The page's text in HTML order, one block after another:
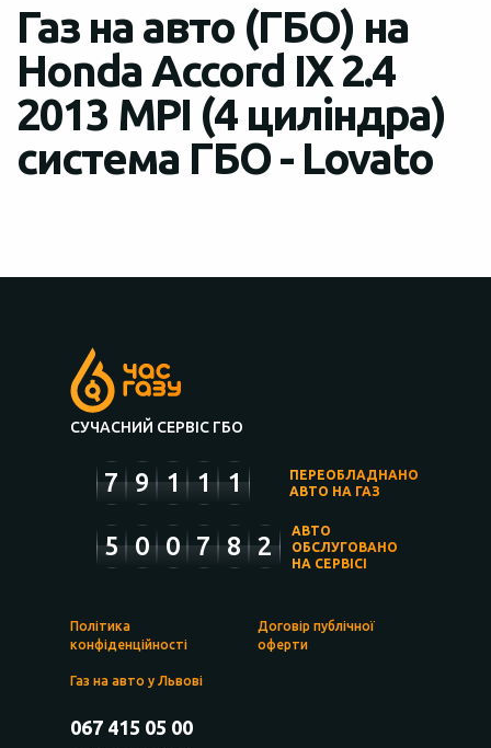
Газ на авто (ГБО) на
Honda Accord IX 2.4
2013 MPI (4 циліндра)
система ГБО - Lovato
СУЧАСНИЙ СЕРВІС ГБО
7 9 1 1 1
ПЕРЕОБЛАДНАНО
АВТО НА ГАЗ
5 0 0 7 8 2
АВТО
ОБСЛУГОВАНО
НА СЕРВІСІ
Політика
конфіденційності
Договір публічної
оферти
Газ на авто у Львові
067 415 05 00